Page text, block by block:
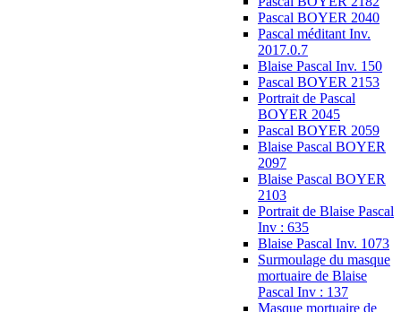
Pascal BOYER 2040
Pascal méditant Inv.
2017.0.7
Blaise Pascal Inv. 150
Pascal BOYER 2153
Portrait de Pascal
BOYER 2045
Pascal BOYER 2059
Blaise Pascal BOYER
2097
Blaise Pascal BOYER
2103
Portrait de Blaise Pascal
Inv : 635
Blaise Pascal Inv. 1073
Surmoulage du masque
mortuaire de Blaise
Pascal Inv : 137
Masque mortuaire de